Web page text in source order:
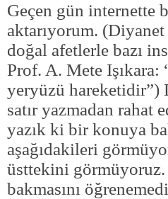
Geçen gün internette
aktarıyorum.
doğal afetlerle bazı
Prof. A. Mete Işıkara:
yeryüzü hareketidir”)
satır yazmadan rahat
yazık ki bir konuya
aşağıdakileri
üsttekini görmüyoruz.
bakmasını